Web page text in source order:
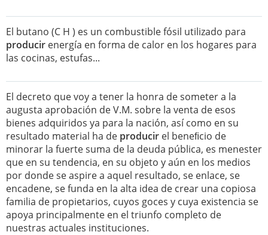
El butano (C H ) es un combustible fósil utilizado para
producir energía en forma de calor en los hogares para
las cocinas, estufas...
El decreto que voy a tener la honra de someter a la
augusta aprobación de V.M. sobre la venta de esos
bienes adquiridos ya para la nación, así como en su
resultado material ha de producir el beneﬁcio de
minorar la fuerte suma de la deuda pública, es menester
que en su tendencia, en su objeto y aún en los medios
por donde se aspire a aquel resultado, se enlace, se
encadene, se funda en la alta idea de crear una copiosa
familia de propietarios, cuyos goces y cuya existencia se
apoya principalmente en el triunfo completo de
nuestras actuales instituciones.